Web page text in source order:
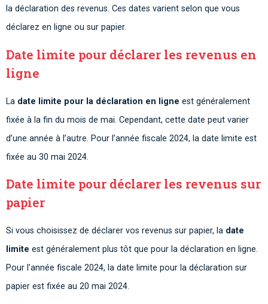
la déclaration des revenus. Ces dates varient selon que vous
déclarez en ligne ou sur papier.
Date limite pour déclarer les revenus en
ligne
La date limite pour la déclaration en ligne est généralement
fixée à la fin du mois de mai. Cependant, cette date peut varier
d’une année à l’autre. Pour l’année fiscale 2024, la date limite est
fixée au 30 mai 2024.
Date limite pour déclarer les revenus sur
papier
Si vous choisissez de déclarer vos revenus sur papier, la date
limite est généralement plus tôt que pour la déclaration en ligne.
Pour l’année fiscale 2024, la date limite pour la déclaration sur
papier est fixée au 20 mai 2024.